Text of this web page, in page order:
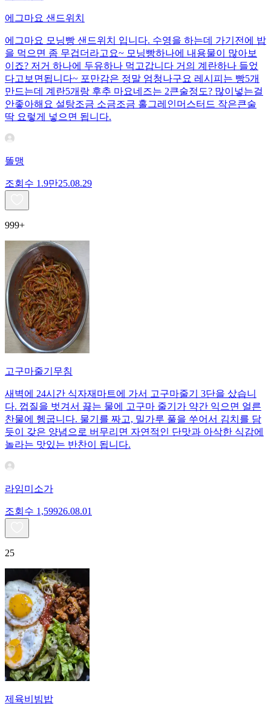
에그마요 샌드위치
에그마요 모닝빵 샌드위치 입니다. 수영을 하는데 가기전에 밥
을 먹으면 좀 무겁더라고요~ 모닝빵하나에 내용물이 많아보
이죠? 저거 하나에 두유하나 먹고갑니다 거의 계란하나 들었
다고보면됩니다~ 포만감은 정말 엄청나구요 레시피는 빵5개
만드는데 계란5개랑 후추 마요네즈는 2큰술정도? 많이넣는걸
안좋아해요 설탕조금 소금조금 홀그레인머스터드 작은큰술
딱 요렇게 넣으면 됩니다.
똘맹
조회수 1.9만25.08.29
999+
고구마줄기무침
새벽에 24시간 식자재마트에 가서 고구마줄기 3단을 샀습니
다. 껍질을 벗겨서 끓는 물에 고구마 줄기가 약간 익으면 얼른
찬물에 헹굽니다. 물기를 짜고, 밀가루 풀을 쑤어서 김치를 담
듯이 갖은 양념으로 버무리면 자연적인 단맛과 아삭한 식감에
놀라는 맛있는 반찬이 됩니다.
라임미소가
조회수 1,59926.08.01
25
제육비빔밥